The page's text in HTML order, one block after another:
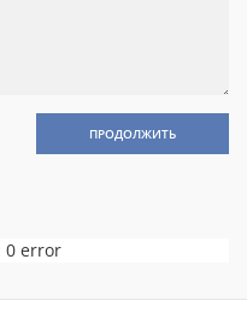
ПРОДОЛЖИТЬ
0 error